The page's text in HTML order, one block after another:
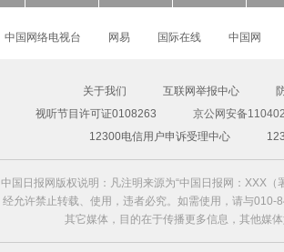
中国网络电视台 网易 国际在线 中国网
关于我们 互联网举报中心
视听节目许可证0108263
京公网安备
12300电信用户申诉受理中心
中国日报网版权说明：凡注明来源为“中国日报网：XXX
经允许禁止转载、使用，违者必究。如需使用，请与010-
其它媒体，目的在于传播更多信息，其他媒